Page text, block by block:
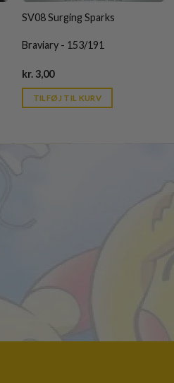
SV08 Surging Sparks
Braviary - 153/191
kr.3,00Current
is:
kr. 39,95.
TILFØJ TIL KURV